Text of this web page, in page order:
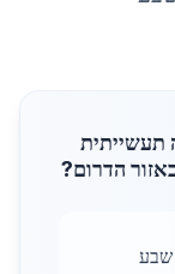
תעשייתית
הדרום?
שבע